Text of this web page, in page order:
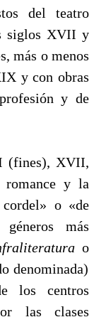
del teatro
siglos XVII y
más o menos
y con obras
y de
XVII,
y la
o «de
más
o
denominada)
los centros
las clases